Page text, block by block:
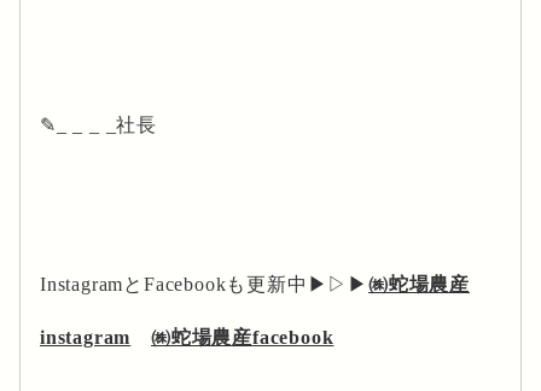
✎_ _ _ _社長
InstagramとFacebookも更新中▶▷▶ ㈱蛇場農産
instagram ㈱蛇場農産facebook